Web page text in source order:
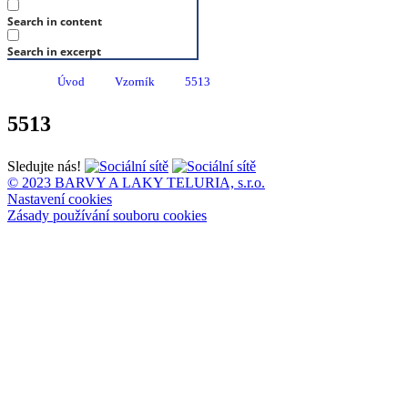
Search in content
Search in excerpt
Úvod Vzorník 5513
5513
Sledujte nás!
© 2023 BARVY A LAKY TELURIA, s.r.o.
Nastavení cookies
Zásady používání souboru cookies